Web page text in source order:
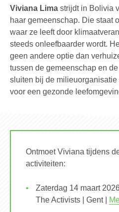
Viviana Lima strijdt in Bolivia
haar gemeenschap. Die staat
waar ze leeft door
steeds onleefbaarder wordt.
geen andere optie dan
tussen de gemeenschap en
sluiten bij de milieuorganisatie
voor een gezonde
Ontmoet Viviana tijdens
activiteiten:
Zaterdag 14 maart
The Activists | Gent |